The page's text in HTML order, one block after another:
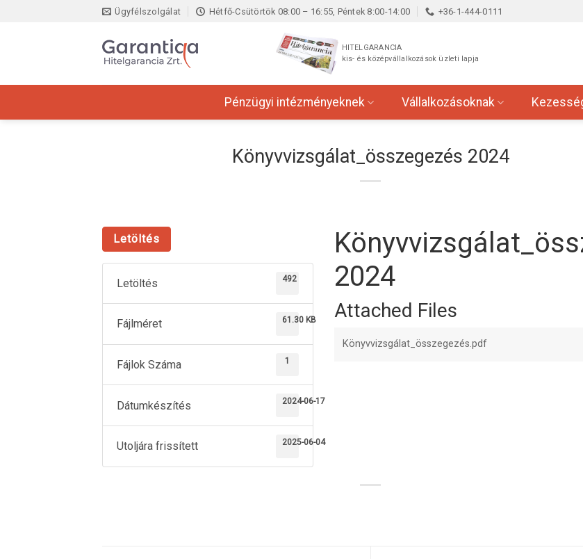
Ügyfélszolgálat Hétfő-Csütörtök 08:00 – 16:55, Péntek 8:00-14:00 +36-1-444-0111
HITELGARANCIA
kis- és középvállalkozások üzleti lapja
Pénzügyi intézményeknek Vállalkozásoknak
Könyvvizsgálat_összegezés 2024
Letöltés
Letöltés 492
Fájlméret 61.30 KB
Fájlok Száma 1
Dátumkészítés 2024-06-17
Utoljára frissített 2025-06-04
2024
Attached Files
Könyvvizsgálat_összegezés.pdf